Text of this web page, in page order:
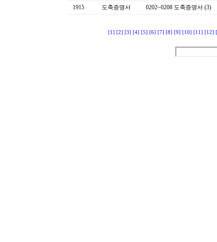
1915
도축증명서 0202~0208 도축증명서 (3)
[1] [2] [3] [4] [5] [6] [7] [8] [9] [10] [11] [12]